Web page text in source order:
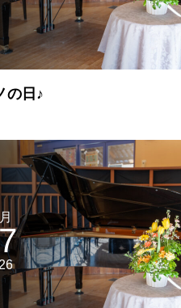
の日♪